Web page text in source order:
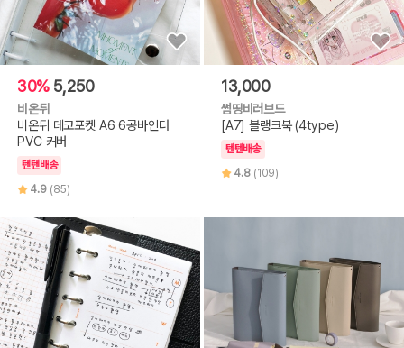
30% 5,250
비온뒤
비온뒤 데코포켓 A6 6공바인더
PVC 커버
텐텐배송
4.9 (85)
13,000
썸띵비러브드
[A7] 블랭크북 (4type)
텐텐배송
4.8 (109)